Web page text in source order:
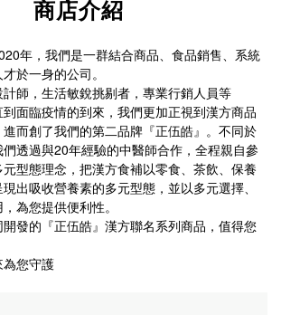
】，立即加入會員，即可獲購物金200元喔~
商店介紹
年，我們是一群結合商品、食品銷售、系統
於一身的公司。
師，生活敏銳挑剔者，專業行銷人員等
面臨疫情的到來，我們更加正視到漢方商品
而創了我們的第二品牌『正伍皓』。不同於
透過與20年經驗的中醫師合作，全程親自參
型態理念，把漢方食補以零食、茶飲、保養
出吸收營養素的多元型態，並以多元選擇、
為您提供便利性。
發的『正伍皓』漢方聯名系列商品，值得您
為您守護